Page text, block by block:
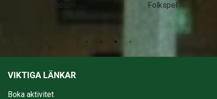
Stadium Folkspel
VIKTIGA LÄNKAR
Boka aktivitet